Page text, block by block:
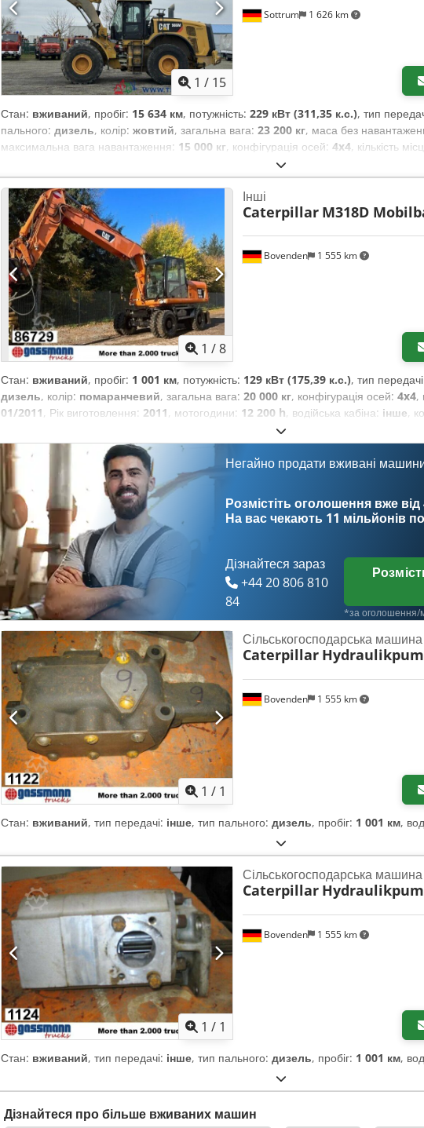
1 / 15
Sottrum 1 626 km
Стан: вживаний, пробіг: 15 634 км, потужність: 229 кВт (311,35 к.с.), тип
пального: дизель, колір: жовтий, загальна вага: 23 200 кг, маса без
максимальна вага навантаження: 15 000 кг, конфігурація осей: 4x4, кількість
, Рік виготовлення:
денна кабіна, Обладнання:блокування диференціала, бортовий комп’ютер,
повітрям, головний захист, гідропідсилювач керма, додаткові фари,
паркувальні датчики, повний привід, система іммобілайзера, стандартна
1 /8
Bovenden 1 555 km
Інші
Caterpillar M318D
Стан: вживаний, пробіг: 1 001 км, потужність: 129 кВт (175,39 к.с.), тип
дизель, колір: помаранчевий, загальна вага: 20 000 кг, конфігурація осей: 4x4,
01/2011, Рік виготовлення: 2011, мотогодини: 12 200 h, водійська кабіна: інше,
Негайно продати вживані
Розмістіть оголошення вже від
На вас чекають 11 мільйонів
Дізнайтеся зараз
+44 20 806 810
84
*за оголошення/
1 / 1
Bovenden 1 555 km
Сільськогосподарська машина
Caterpillar
Стан: вживаний, тип передачі: інше, тип пального: дизель, пробіг: 1 001 км,
1 / 1
Bovenden 1 555 km
Сільськогосподарська машина
Caterpillar
Стан: вживаний, тип передачі: інше, тип пального: дизель, пробіг: 1 001 км,
Дізнайтеся про більше вживаних машин